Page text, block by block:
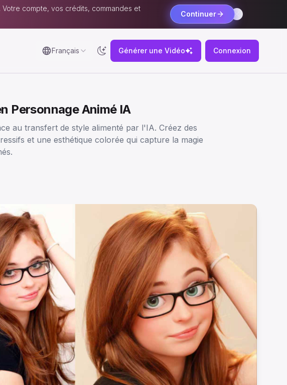
compte, vos crédits, commandes et
Continuer
Français Générer une Vidéo Connexion
Personnage Animé IA
au transfert de style alimenté par l'IA. Créez des
et une esthétique colorée qui capture la magie